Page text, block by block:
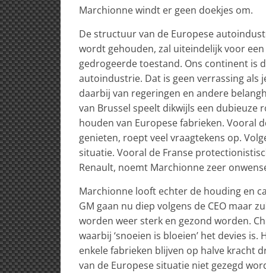
Marchionne windt er geen doekjes om.
De structuur van de Europese
wordt gehouden, zal uiteindelijk voor
gedrogeerde toestand. Ons continent is
autoindustrie. Dat is geen verrassing als
daarbij van regeringen en andere
van Brussel speelt dikwijls een dubieuze
houden van Europese fabrieken. Vooral
genieten, roept veel vraagtekens op.
situatie. Vooral de Franse
Renault, noemt Marchionne zeer
Marchionne looft echter de houding en
GM gaan nu diep volgens de CEO maar
worden weer sterk en gezond worden.
waarbij ‘snoeien is bloeien’ het devies
enkele fabrieken blijven op halve kracht
van de Europese situatie niet gezegd